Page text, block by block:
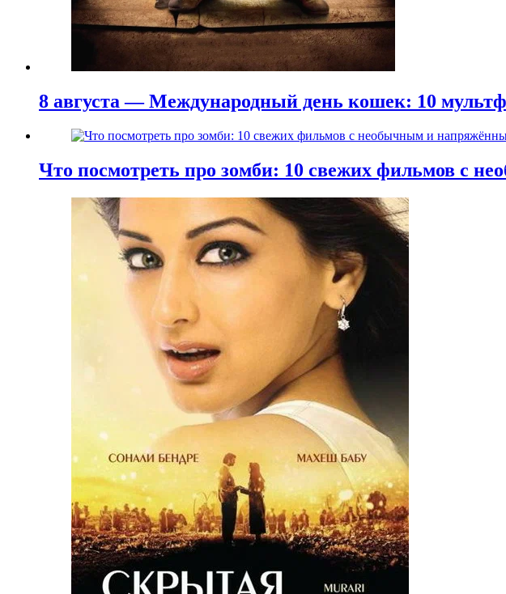
8 августа — Международный день кошек: 10
Что посмотреть про зомби: 10 свежих фильмов с